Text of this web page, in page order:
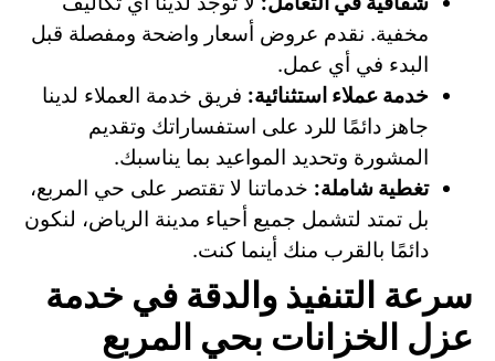
مخفية. نقدم عروض أسعار واضحة ومفصلة قبل
البدء في أي عمل.
خدمة عملاء استثنائية: فريق خدمة العملاء لدينا
جاهز دائمًا للرد على استفساراتك وتقديم
المشورة وتحديد المواعيد بما يناسبك.
تغطية شاملة: خدماتنا لا تقتصر على حي المربع،
بل تمتد لتشمل جميع أحياء مدينة الرياض، لنكون
دائمًا بالقرب منك أينما كنت.
سرعة التنفيذ والدقة في خدمة
عزل الخزانات بحي المربع